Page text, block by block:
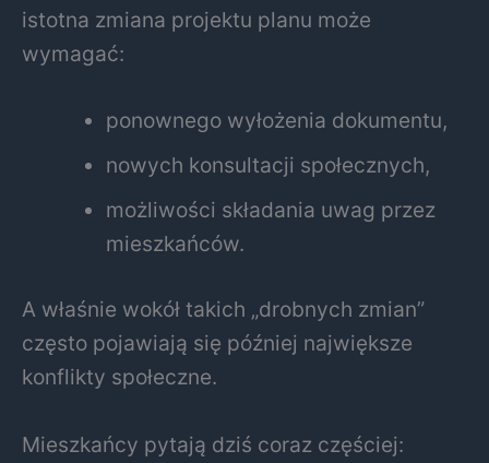
istotna zmiana projektu planu może
wymagać:
ponownego wyłożenia dokumentu,
nowych konsultacji społecznych,
możliwości składania uwag przez
mieszkańców.
A właśnie wokół takich „drobnych zmian”
często pojawiają się później największe
konflikty społeczne.
Mieszkańcy pytają dziś coraz częściej: